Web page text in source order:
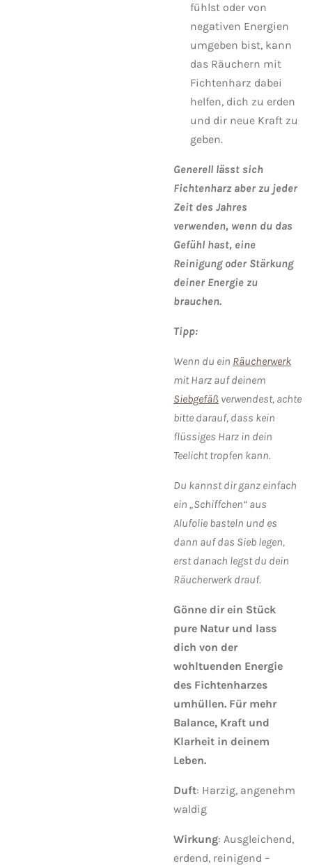
fühlst oder von
negativen Energien
umgeben bist, kann
das Räuchern mit
Fichtenharz dabei
helfen, dich zu erden
und dir neue Kraft zu
geben.
Generell lässt sich
Fichtenharz aber zu jeder
Zeit des Jahres
verwenden, wenn du das
Gefühl hast, eine
Reinigung oder Stärkung
deiner Energie zu
brauchen.
Tipp:
Wenn du ein Räucherwerk
mit Harz auf deinem
Siebgefäß verwendest, achte
bitte darauf, dass kein
flüssiges Harz in dein
Teelicht tropfen kann.
Du kannst dir ganz einfach
ein „Schiffchen“ aus
Alufolie basteln und es
dann auf das Sieb legen,
erst danach legst du dein
Räucherwerk drauf.
Gönne dir ein Stück
pure Natur und lass
dich von der
wohltuenden Energie
des Fichtenharzes
umhüllen. Für mehr
Balance, Kraft und
Klarheit in deinem
Leben.
Duft: Harzig, angenehm
waldig
Wirkung: Ausgleichend,
erdend, reinigend –